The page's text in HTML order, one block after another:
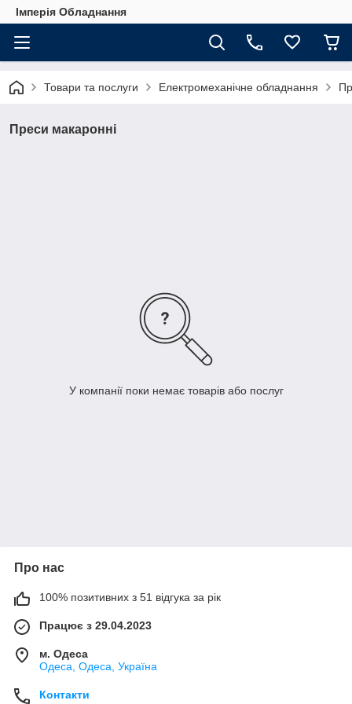
Імперія Обладнання
Товари та послуги Електромеханічне обладнання
Преси макаронні
У компанії поки немає товарів або послуг
Про нас
100% позитивних з 51 відгука за рік
Працює з 29.04.2023
м. Одеса
Одеса, Одеса, Україна
Контакти